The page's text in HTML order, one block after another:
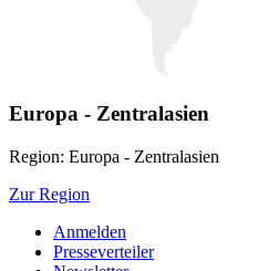
Europa - Zentralasien
Region: Europa - Zentralasien
Zur Region
Anmelden
Presseverteiler